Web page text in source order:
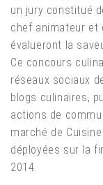
un jury constitué
chef animateur et
évalueront la
Ce concours
réseaux sociaux
blogs culinaires,
actions de
marché de
déployées sur la
2014.